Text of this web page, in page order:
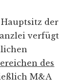
Hauptsitz der
verfügt
des
M&A